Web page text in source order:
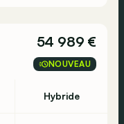
54 989 €
NOUVEAU
Hybride